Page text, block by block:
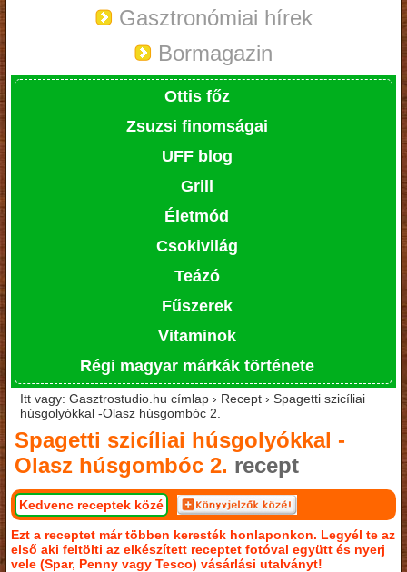
Gasztronómiai hírek
Bormagazin
Ottis főz
Zsuzsi finomságai
UFF blog
Grill
Életmód
Csokivilág
Teázó
Fűszerek
Vitaminok
Régi magyar márkák története
Itt vagy: Gasztrostudio.hu címlap › Recept › Spagetti szicíliai
húsgolyókkal -Olasz húsgombóc 2.
Spagetti szicíliai húsgolyókkal -
Olasz húsgombóc 2. recept
Kedvenc receptek közé
Ezt a receptet már többen keresték honlaponkon. Legyél te az
első aki feltölti az elkészített receptet fotóval együtt és nyerj
vele (Spar, Penny vagy Tesco) vásárlási utalványt!